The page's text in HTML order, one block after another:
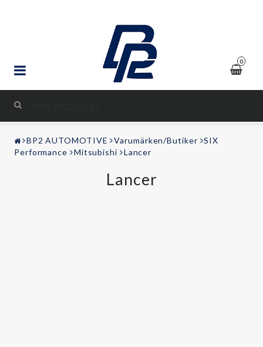
0
STYLING & TUNING
LJUD & BILD
BP2 AUTOMOTIVE Varumärken/Butiker
SIX
Performance
Mitsubishi Lancer
Lancer